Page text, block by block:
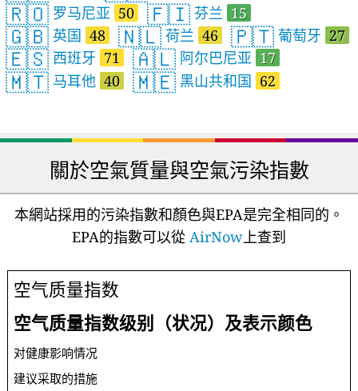
🇷🇴 罗马尼亚 50 🇫🇮 芬兰 15
🇬🇧 英国 48 🇳🇱 荷兰 46 🇵🇹 葡萄牙 27
🇪🇸 西班牙 71 🇦🇱 阿尔巴尼亚 17
🇲🇹 马耳他 40 🇲🇪 黑山共和国 62
關於空氣質量與空氣污染指數
本網站採用的污染指數和顏色與EPA是完全相同的。
EPA的指數可以從 AirNow 上查到
空气质量指数
空气质量指数级别（状况）及表示颜色
对健康影响情况
建议采取的措施